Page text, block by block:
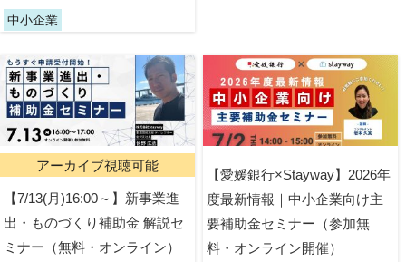
中小企業
アーカイブ視聴可能
【7/13(月)16:00～】新事業進
出・ものづくり補助金 解説セ
ミナー（無料・オンライン）
【愛媛銀行×Stayway】2026年
度最新情報｜中小企業向け主
要補助金セミナー（参加無
料・オンライン開催）